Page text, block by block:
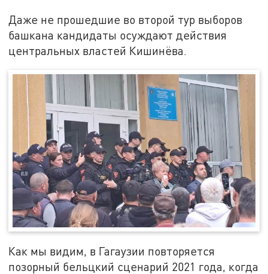
Даже не прошедшие во второй тур выборов
башкана кандидаты осуждают действия
центральных властей Кишинёва.
Как мы видим, в Гагаузии повторяется
позорный бельцкий сценарий 2021 года, когда